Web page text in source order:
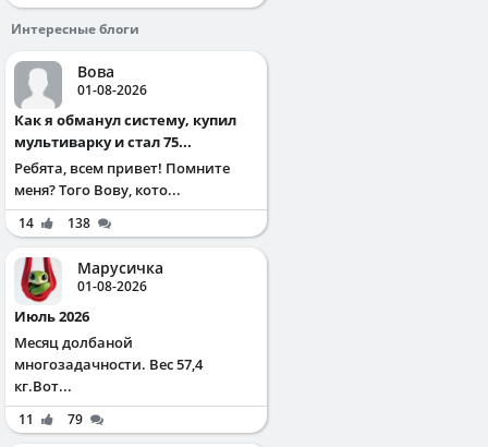
Интересные блоги
Вова
01-08-2026
Как я обманул систему, купил
мультиварку и стал 75...
Ребята, всем привет! Помните
меня? Того Вову, кото...
14 138
Марусичка
01-08-2026
Июль 2026
Месяц долбаной
многозадачности. Вес 57,4
кг.Вот...
11 79